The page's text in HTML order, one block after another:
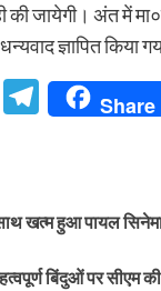
की जायेगी। अंत में
ज्ञापित किया
WhatsApp
Share
खत्म हुआ पायल
बिंदुओं पर सीएम